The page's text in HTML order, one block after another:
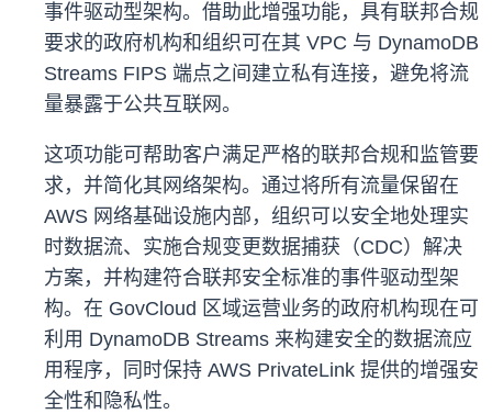
事件驱动型架构。借助此增强功能，具有联邦合规
要求的政府机构和组织可在其 VPC 与 DynamoDB
Streams FIPS 端点之间建立私有连接，避免将流
量暴露于公共互联网。
这项功能可帮助客户满足严格的联邦合规和监管要
求，并简化其网络架构。通过将所有流量保留在
AWS 网络基础设施内部，组织可以安全地处理实
时数据流、实施合规变更数据捕获（CDC）解决
方案，并构建符合联邦安全标准的事件驱动型架
构。在 GovCloud 区域运营业务的政府机构现在可
利用 DynamoDB Streams 来构建安全的数据流应
用程序，同时保持 AWS PrivateLink 提供的增强安
全性和隐私性。